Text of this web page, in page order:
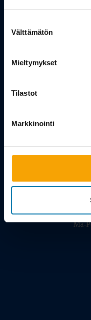
valinta
Välttämätön
Mieltymykset
Tilastot
Markkinointi
Ma-